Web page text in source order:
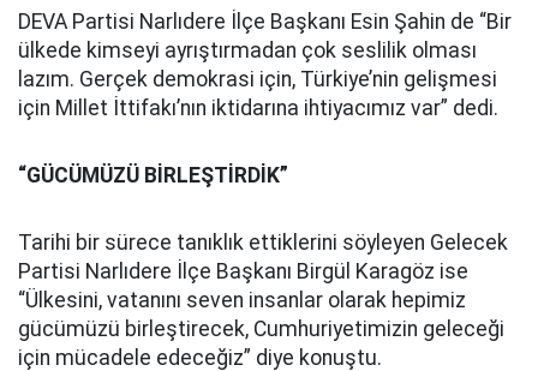
DEVA Partisi Narlıdere İlçe Başkanı Esin Şahin de “Bir
ülkede kimseyi ayrıştırmadan çok seslilik olması
lazım. Gerçek demokrasi için, Türkiye’nin gelişmesi
için Millet İttifakı’nın iktidarına ihtiyacımız var” dedi.
“GÜCÜMÜZÜ BİRLEŞTİRDİK”
Tarihi bir sürece tanıklık ettiklerini söyleyen Gelecek
Partisi Narlıdere İlçe Başkanı Birgül Karagöz ise
“Ülkesini, vatanını seven insanlar olarak hepimiz
gücümüzü birleştirecek, Cumhuriyetimizin geleceği
için mücadele edeceğiz” diye konuştu.